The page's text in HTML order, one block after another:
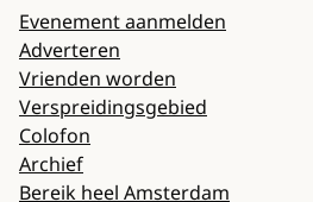
Evenement aanmelden
Adverteren
Vrienden worden
Verspreidingsgebied
Colofon
Archief
Bereik heel Amsterdam